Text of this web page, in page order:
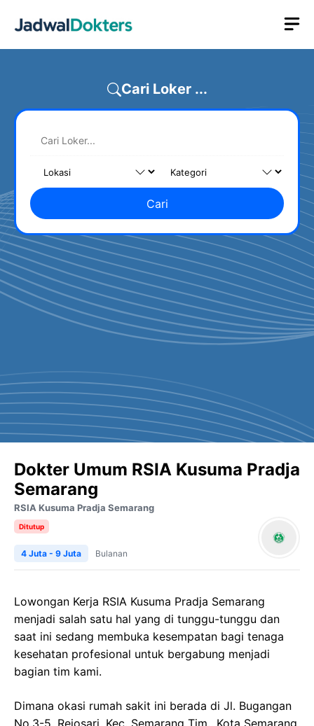
Cari Loker ...
Cari
Dokter Umum RSIA Kusuma Pradja
Semarang
RSIA Kusuma Pradja Semarang
Ditutup
4 Juta - 9 Juta Bulanan
Lowongan Kerja RSIA Kusuma Pradja Semarang
menjadi salah satu hal yang di tunggu-tunggu dan
saat ini sedang membuka kesempatan bagi tenaga
kesehatan profesional untuk bergabung menjadi
bagian tim kami.
Dimana okasi rumah sakit ini berada di Jl. Bugangan
No.3-5, Rejosari, Kec. Semarang Tim., Kota Semarang,